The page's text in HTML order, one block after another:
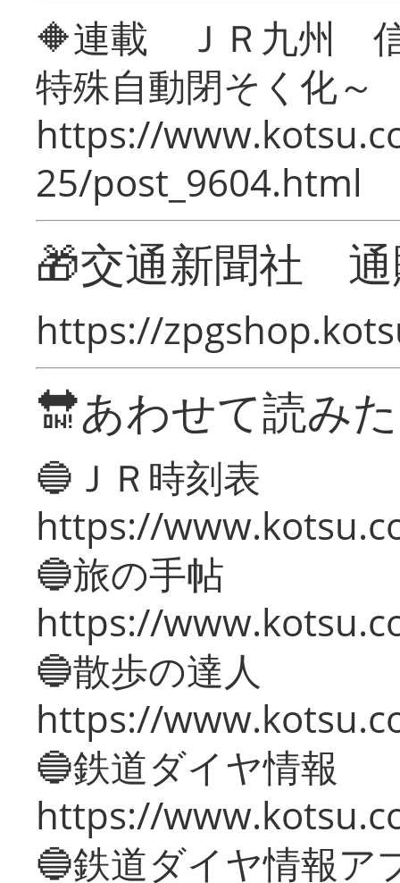
🔶連載 ＪＲ九州 信
特殊自動閉そく化～
https://
25/post_9604.html
🎁交通新聞社
https://
🔛あわせて読み
🔵ＪＲ時刻表
https://
🔵旅の手帖
https://
🔵散歩の達人
https://
🔵鉄道ダイヤ情報
https://
🔵鉄道ダイヤ情報ア